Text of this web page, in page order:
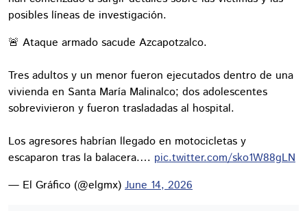
posibles líneas de investigación.
🚨 Ataque armado sacude Azcapotzalco.
Tres adultos y un menor fueron ejecutados dentro de una
vivienda en Santa María Malinalco; dos adolescentes
sobrevivieron y fueron trasladadas al hospital.
Los agresores habrían llegado en motocicletas y
escaparon tras la balacera.… pic.twitter.com/sko1W88gLN
— El Gráfico (@elgmx) June 14, 2026